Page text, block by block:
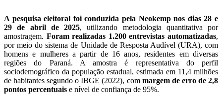
A pesquisa eleitoral foi conduzida pela Neokemp nos dias 28 e
29 de abril de 2025, utilizando metodologia quantitativa por
amostragem. Foram realizadas 1.200 entrevistas automatizadas,
por meio do sistema de Unidade de Resposta Audível (URA), com
homens e mulheres a partir de 16 anos, residentes em diversas
regiões do Paraná. A amostra é representativa do perfil
sociodemográfico da população estadual, estimada em 11,4 milhões
de habitantes segundo o IBGE (2022), com margem de erro de 2,8
pontos percentuais e nível de confiança de 95%.